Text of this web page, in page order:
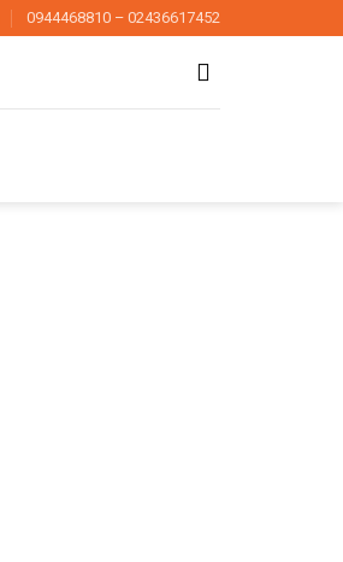
0944468810 – 02436617452